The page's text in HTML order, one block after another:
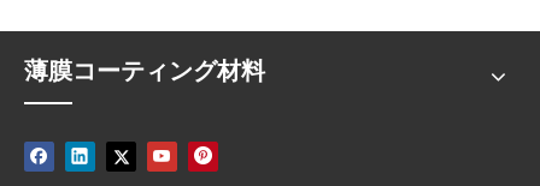
薄膜コーティング材料